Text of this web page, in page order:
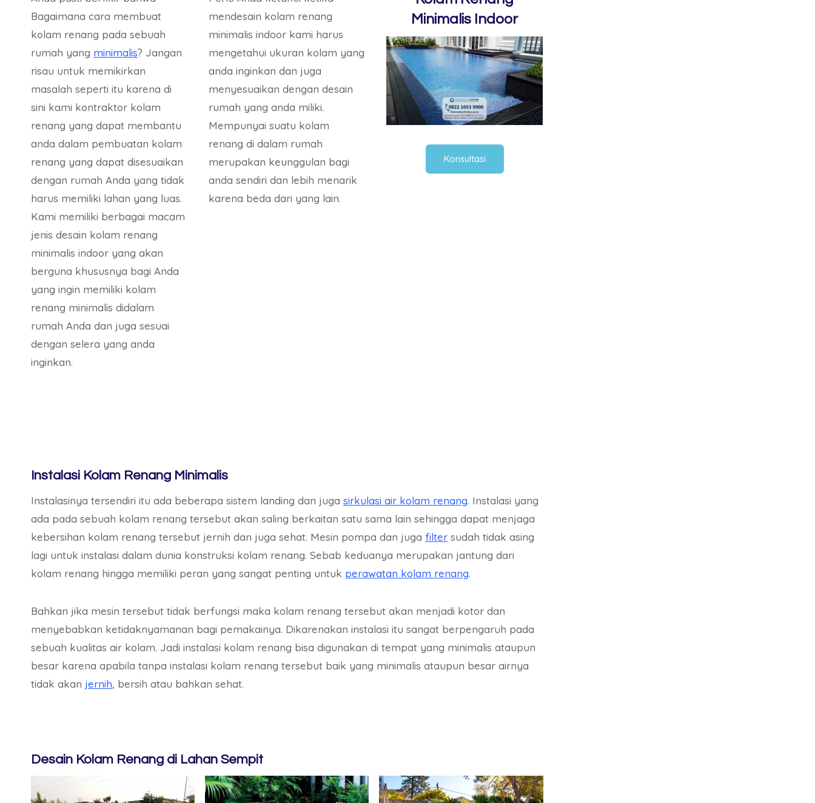
Bagaimana cara membuat
kolam renang pada sebuah
rumah yang minimalis? Jangan
risau untuk memikirkan
masalah seperti itu karena di
sini kami kontraktor kolam
renang yang dapat membantu
anda dalam pembuatan kolam
renang yang dapat disesuaikan
dengan rumah Anda yang tidak
harus memiliki lahan yang luas.
Kami memiliki berbagai macam
jenis desain kolam renang
minimalis indoor yang akan
berguna khususnya bagi Anda
yang ingin memiliki kolam
renang minimalis didalam
rumah Anda dan juga sesuai
dengan selera yang anda
inginkan.
mendesain kolam renang
minimalis indoor kami harus
mengetahui ukuran kolam yang
anda inginkan dan juga
menyesuaikan dengan desain
rumah yang anda miliki.
Mempunyai suatu kolam
renang di dalam rumah
merupakan keunggulan bagi
anda sendiri dan lebih menarik
karena beda dari yang lain.
Minimalis Indoor
Konsultasi
Instalasi Kolam Renang Minimalis
Instalasinya tersendiri itu ada beberapa sistem landing dan juga sirkulasi air kolam renang. Instalasi yang
ada pada sebuah kolam renang tersebut akan saling berkaitan satu sama lain sehingga dapat menjaga
kebersihan kolam renang tersebut jernih dan juga sehat. Mesin pompa dan juga filter sudah tidak asing
lagi untuk instalasi dalam dunia konstruksi kolam renang. Sebab keduanya merupakan jantung dari
kolam renang hingga memiliki peran yang sangat penting untuk perawatan kolam renang.
Bahkan jika mesin tersebut tidak berfungsi maka kolam renang tersebut akan menjadi kotor dan
menyebabkan ketidaknyamanan bagi pemakainya. Dikarenakan instalasi itu sangat berpengaruh pada
sebuah kualitas air kolam. Jadi instalasi kolam renang bisa digunakan di tempat yang minimalis ataupun
besar karena apabila tanpa instalasi kolam renang tersebut baik yang minimalis ataupun besar airnya
tidak akan jernih, bersih atau bahkan sehat.
Desain Kolam Renang di Lahan Sempit